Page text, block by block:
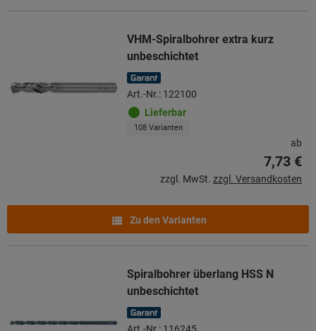
VHM-Spiralbohrer extra kurz
unbeschichtet
Art.-Nr.: 122100
Lieferbar
108 Varianten
ab
7,73 €
zzgl. MwSt. zzgl. Versandkosten
Zu den Varianten
Spiralbohrer überlang HSS N
unbeschichtet
Art.-Nr.: 116245